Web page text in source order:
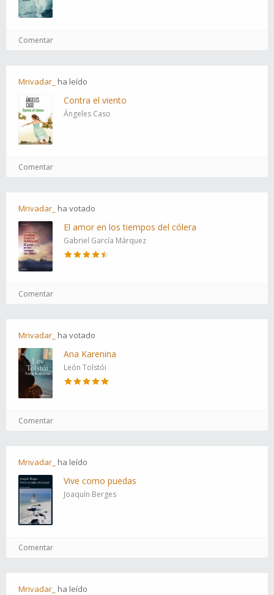
Comentar
Mrivadar_ ha leído
Contra el viento
Ángeles Caso
Comentar
Mrivadar_ ha votado
El amor en los tiempos del cólera
Gabriel García Márquez
Comentar
Mrivadar_ ha votado
Ana Karenina
León Tolstói
Comentar
Mrivadar_ ha leído
Vive como puedas
Joaquín Berges
Comentar
Mrivadar_ ha leído